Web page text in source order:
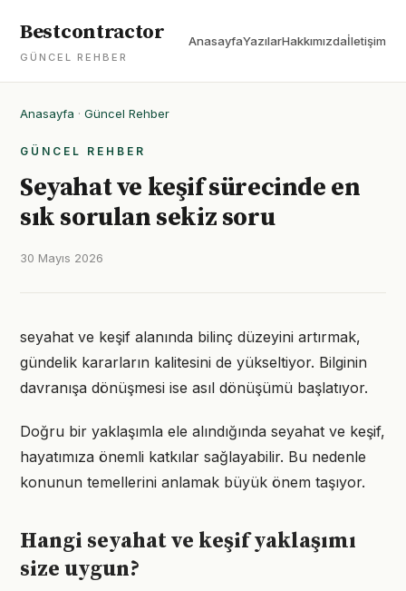
Bestcontractor
GÜNCEL REHBER
AnasayfaYazılarHakkımızdaİletişim
Anasayfa · Güncel Rehber
GÜNCEL REHBER
Seyahat ve keşif sürecinde en
sık sorulan sekiz soru
30 Mayıs 2026
seyahat ve keşif alanında bilinç düzeyini artırmak,
gündelik kararların kalitesini de yükseltiyor. Bilginin
davranışa dönüşmesi ise asıl dönüşümü başlatıyor.
Doğru bir yaklaşımla ele alındığında seyahat ve keşif,
hayatımıza önemli katkılar sağlayabilir. Bu nedenle
konunun temellerini anlamak büyük önem taşıyor.
Hangi seyahat ve keşif yaklaşımı
size uygun?